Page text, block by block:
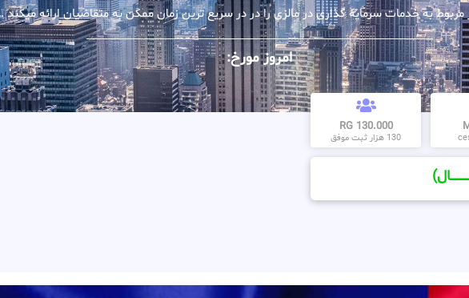
مربوط به خدمات سرمایه گذاری در مالزی را در در سریع ترین زمان ممکن به متقاضیان ارائه میکند .
امروز مورخ:
130.000 RG
130 هزار ثبت موفق